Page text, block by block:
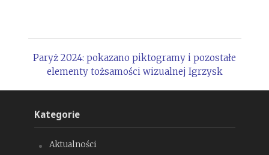
Paryż 2024: pokazano piktogramy i pozostałe
elementy tożsamości wizualnej Igrzysk
Kategorie
Aktualności